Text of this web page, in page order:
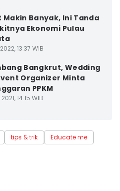
Makin Banyak, Ini Tanda
Ekonomi Pulau
13:37 WIB
Bangkrut, Wedding
Organizer Minta
PPKM
14:15 WIB
tips & trik Educate me